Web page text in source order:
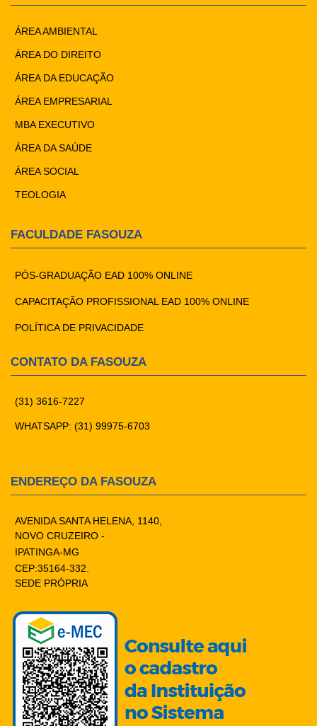
ÁREA AMBIENTAL
ÁREA DO DIREITO
ÁREA DA EDUCAÇÃO
ÁREA EMPRESARIAL
MBA EXECUTIVO
ÁREA DA SAÚDE
ÁREA SOCIAL
TEOLOGIA
FACULDADE FASOUZA
PÓS-GRADUAÇÃO EAD 100% ONLINE
CAPACITAÇÃO PROFISSIONAL EAD 100% ONLINE
POLÍTICA DE PRIVACIDADE
CONTATO DA FASOUZA
(31) 3616-7227
WHATSAPP: (31) 99975-6703
ENDEREÇO DA FASOUZA
AVENIDA SANTA HELENA, 1140,
NOVO CRUZEIRO -
IPATINGA-MG
CEP:35164-332.
SEDE PRÓPRIA